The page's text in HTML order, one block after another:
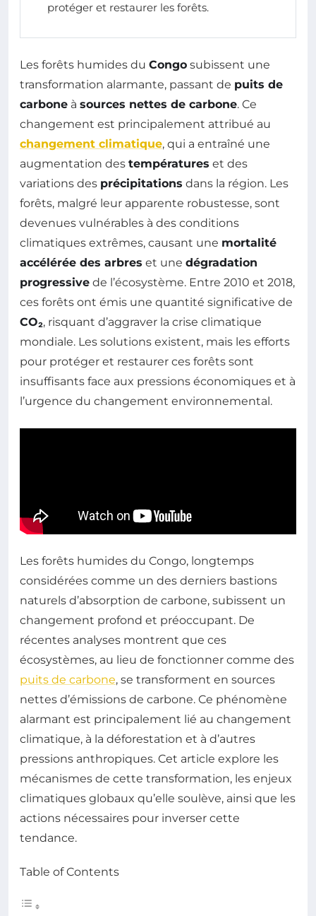
protéger et restaurer les forêts.
Les forêts humides du Congo subissent une
transformation alarmante, passant de puits de
carbone à sources nettes de carbone. Ce
changement est principalement attribué au
changement climatique, qui a entraîné une
augmentation des températures et des
variations des précipitations dans la région. Les
forêts, malgré leur apparente robustesse, sont
devenues vulnérables à des conditions
climatiques extrêmes, causant une mortalité
accélérée des arbres et une dégradation
progressive de l’écosystème. Entre 2010 et 2018,
ces forêts ont émis une quantité significative de
CO₂, risquant d’aggraver la crise climatique
mondiale. Les solutions existent, mais les efforts
pour protéger et restaurer ces forêts sont
insuffisants face aux pressions économiques et à
l’urgence du changement environnemental.
Les forêts humides du Congo, longtemps
considérées comme un des derniers bastions
naturels d’absorption de carbone, subissent un
changement profond et préoccupant. De
récentes analyses montrent que ces
écosystèmes, au lieu de fonctionner comme des
puits de carbone, se transforment en sources
nettes d’émissions de carbone. Ce phénomène
alarmant est principalement lié au changement
climatique, à la déforestation et à d’autres
pressions anthropiques. Cet article explore les
mécanismes de cette transformation, les enjeux
climatiques globaux qu’elle soulève, ainsi que les
actions nécessaires pour inverser cette
tendance.
Table of Contents